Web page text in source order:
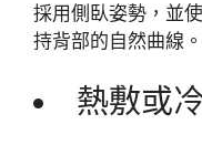
採用側臥姿勢，並
持背部的自然曲線。
熱敷或